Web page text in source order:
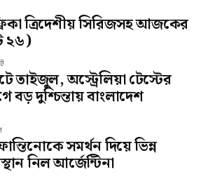
ত্রিদেশীয় সিরিজসহ আজকের
২৬)
তাইজুল, অস্ট্রেলিয়া টেস্টের
বড় দুশ্চিন্তায় বাংলাদেশ
সমর্থন দিয়ে ভিন্ন
নিল আর্জেন্টিনা